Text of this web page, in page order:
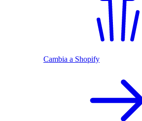
Cambia a Shopify